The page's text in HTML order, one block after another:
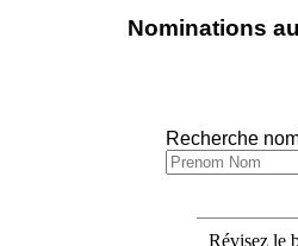
Nominations
Recherche
Révisez le